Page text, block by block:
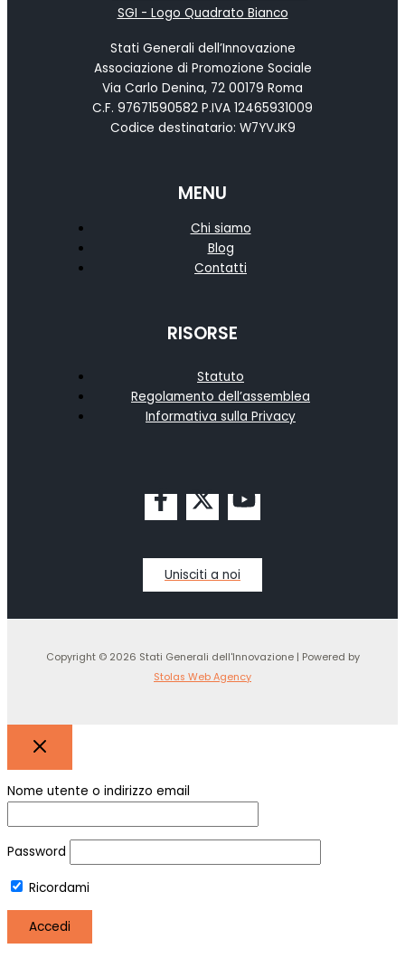
Stati Generali dell’Innovazione
Associazione di Promozione Sociale
Via Carlo Denina, 72 00179 Roma
C.F. 97671590582 P.IVA 12465931009
Codice destinatario: W7YVJK9
MENU
Chi siamo
Blog
Contatti
RISORSE
Statuto
Regolamento dell’assemblea
Informativa sulla Privacy
Unisciti a noi
Copyright © 2026 Stati Generali dell'Innovazione | Powered by
Stolas Web Agency
Nome utente o indirizzo email
Password
Ricordami